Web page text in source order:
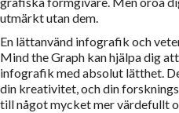
utmärkt utan dem.
En lättanvänd infografik och
Mind the Graph kan hjälpa dig
infografik med absolut lätthet.
din kreativitet, och din
till något mycket mer värdefullt